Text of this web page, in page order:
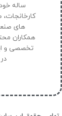
ساله
کارخانجات،
های
همکاران
تخصصی و